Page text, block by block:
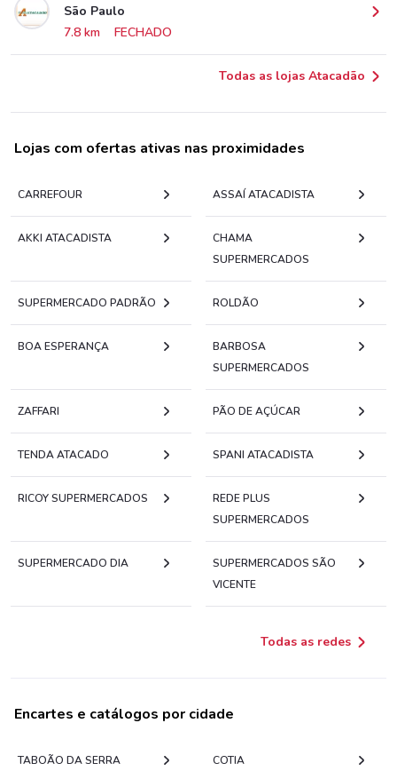
São Paulo
7.8 km
FECHADO
Todas as lojas Atacadão
Lojas com ofertas ativas nas proximidades
CARREFOUR ASSAÍ ATACADISTA
AKKI ATACADISTA
CHAMA
SUPERMERCADOS
SUPERMERCADO PADRÃO ROLDÃO
BOA ESPERANÇA
BARBOSA
SUPERMERCADOS
ZAFFARI PÃO DE AÇÚCAR
TENDA ATACADO SPANI ATACADISTA
RICOY SUPERMERCADOS
REDE PLUS
SUPERMERCADOS
SUPERMERCADO DIA
SUPERMERCADOS SÃO
VICENTE
Todas as redes
Encartes e catálogos por cidade
TABOÃO DA SERRA COTIA